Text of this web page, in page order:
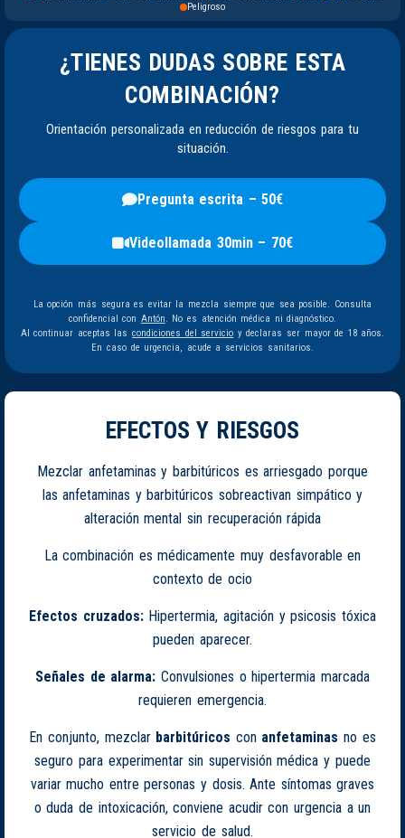
Peligroso
¿TIENES DUDAS SOBRE ESTA
COMBINACIÓN?
Orientación personalizada en reducción de riesgos para tu
situación.
Pregunta escrita – 50€
Videollamada 30min – 70€
La opción más segura es evitar la mezcla siempre que sea posible. Consulta
confidencial con Antón. No es atención médica ni diagnóstico.
Al continuar aceptas las condiciones del servicio y declaras ser mayor de 18 años.
En caso de urgencia, acude a servicios sanitarios.
EFECTOS Y RIESGOS
Mezclar anfetaminas y barbitúricos es arriesgado porque
las anfetaminas y barbitúricos sobreactivan simpático y
alteración mental sin recuperación rápida
La combinación es médicamente muy desfavorable en
contexto de ocio
Efectos cruzados:Hipertermia, agitación y psicosis tóxica
pueden aparecer.
Señales de alarma: Convulsiones o hipertermia marcada
requieren emergencia.
En conjunto, mezclar barbitúricos con anfetaminas no es
seguro para experimentar sin supervisión médica y puede
variar mucho entre personas y dosis. Ante síntomas graves
o duda de intoxicación, conviene acudir con urgencia a un
servicio de salud.